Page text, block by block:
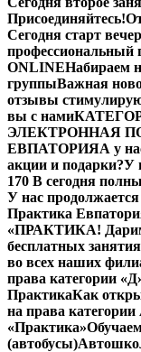
Присоединяйтесь!
Сегодня старт
профессиональный
ONLINEНабираем
группыВажная
отзывы
вы с нами
ЭЛЕКТРОННАЯ
ЕВПАТОРИЯА у
акции и подарки?У
170 В сегодня
У нас
Практика
«ПРАКТИКА! Дарим
бесплатных
во всех наших
права категории
ПрактикаКак
на права
«Практика»
(автобусы)